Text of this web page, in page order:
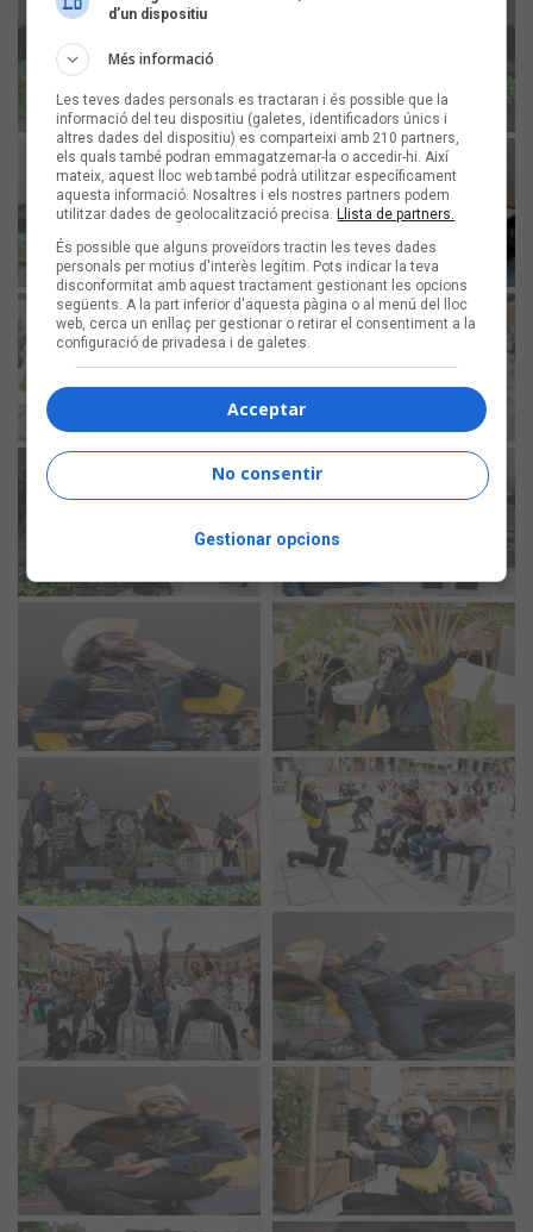
d’un dispositiu
Més informació
Les teves dades personals es tractaran i és possible que la
informació del teu dispositiu (galetes, identificadors únics i
altres dades del dispositiu) es comparteixi amb 210 partners,
els quals també podran emmagatzemar-la o accedir-hi. Així
mateix, aquest lloc web també podrà utilitzar específicament
aquesta informació. Nosaltres i els nostres partners podem
utilitzar dades de geolocalització precisa. Llista de partners.
És possible que alguns proveïdors tractin les teves dades
personals per motius d'interès legítim. Pots indicar la teva
disconformitat amb aquest tractament gestionant les opcions
següents. A la part inferior d'aquesta pàgina o al menú del lloc
web, cerca un enllaç per gestionar o retirar el consentiment a la
configuració de privadesa i de galetes.
Acceptar
No consentir
Gestionar opcions